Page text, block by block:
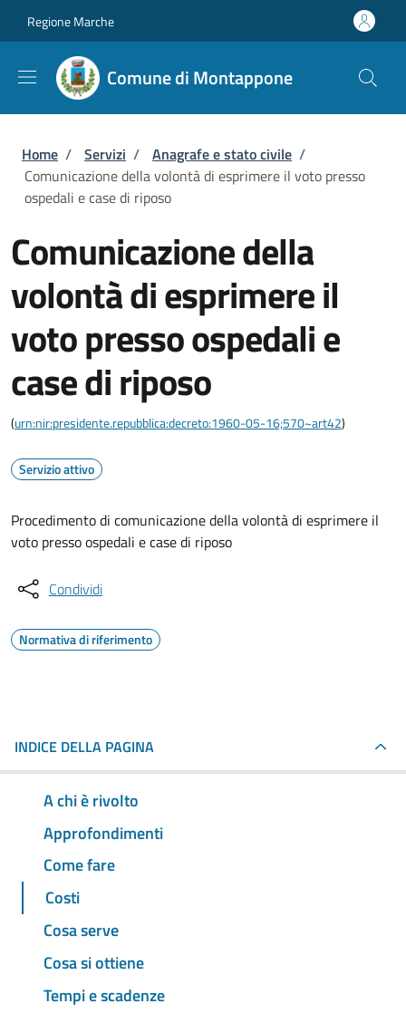
Regione Marche
Comune di Montappone
Briciole di pane
Home / Servizi / Anagrafe e stato civile /
Comunicazione della volontà di esprimere il voto presso
ospedali e case di riposo
Comunicazione della
volontà di esprimere il
voto presso ospedali e
case di riposo
(urn:nir:presidente.repubblica:decreto:1960-05-16;570~art42)
Servizio attivo
Procedimento di comunicazione della volontà di esprimere il
voto presso ospedali e case di riposo
Condividi
Normativa di riferimento
INDICE DELLA PAGINA
A chi è rivolto
Approfondimenti
Come fare
Costi
Cosa serve
Cosa si ottiene
Tempi e scadenze